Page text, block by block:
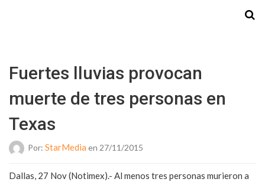
Fuertes lluvias provocan
muerte de tres personas en
Texas
Por: StarMedia en 27/11/2015
Dallas, 27 Nov (Notimex).- Al menos tres personas murieron a